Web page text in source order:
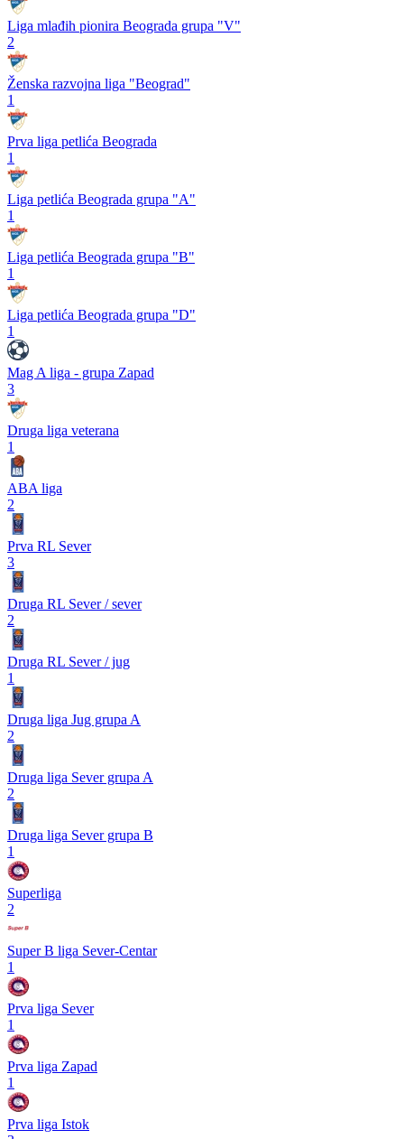
Liga mlađih pionira Beograda grupa "V"
2
Ženska razvojna liga "Beograd"
1
Prva liga petlića Beograda
1
Liga petlića Beograda grupa "A"
1
Liga petlića Beograda grupa "B"
1
Liga petlića Beograda grupa "D"
1
Mag A liga - grupa Zapad
3
Druga liga veterana
1
ABA liga
2
Prva RL Sever
3
Druga RL Sever / sever
2
Druga RL Sever / jug
1
Druga liga Jug grupa A
2
Druga liga Sever grupa A
2
Druga liga Sever grupa B
1
Superliga
2
Super B liga Sever-Centar
1
Prva liga Sever
1
Prva liga Zapad
1
Prva liga Istok